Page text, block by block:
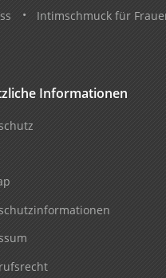
• Intimschmuck für
Informationen